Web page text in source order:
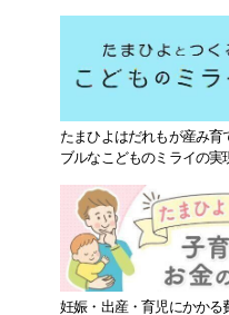
たまひよはだれもが産み
ブルなこどものミライの実
妊娠・出産・育児にかか